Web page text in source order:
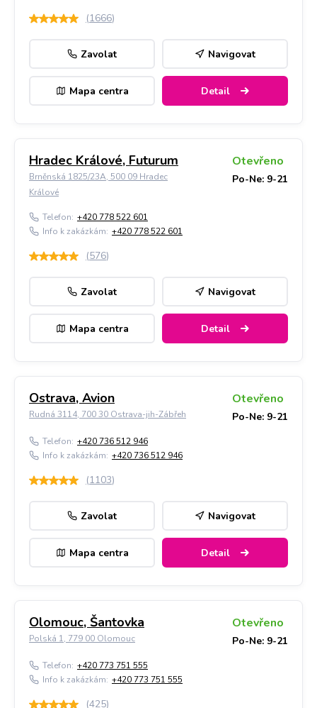
(1666)
Zavolat Navigovat
Mapa centra Detail
Hradec Králové, Futurum
Brněnská 1825/23A, 500 09 Hradec
Králové
Otevřeno
Po-Ne: 9-21
Telefon: +420 778 522 601
Info k zakázkám: +420 778 522 601
(576)
Zavolat Navigovat
Mapa centra Detail
Ostrava, Avion
Rudná 3114, 700 30 Ostrava-jih-Zábřeh
Otevřeno
Po-Ne: 9-21
Telefon: +420 736 512 946
Info k zakázkám: +420 736 512 946
(1103)
Zavolat Navigovat
Mapa centra Detail
Olomouc, Šantovka
Polská 1, 779 00 Olomouc
Otevřeno
Po-Ne: 9-21
Telefon: +420 773 751 555
Info k zakázkám: +420 773 751 555
(425)